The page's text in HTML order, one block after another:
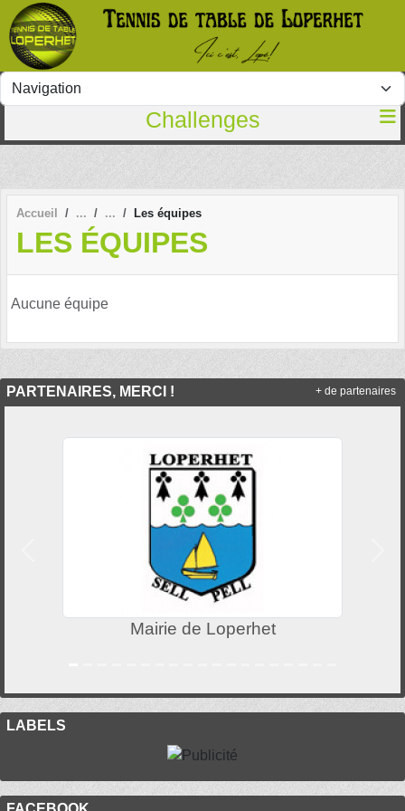
Challenges
Accueil Les équipes
LES ÉQUIPES
Aucune équipe
PARTENAIRES, MERCI !
Mairie de Loperhet
+ de partenaires
LABELS
Panneau de gestion des cookies